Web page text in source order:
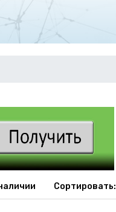
Сортировать: